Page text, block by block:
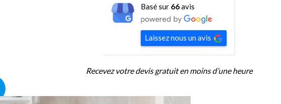
Basé sur 66avis
Laissez nous un avis
Recevez votre devis gratuit en moins d’une heure